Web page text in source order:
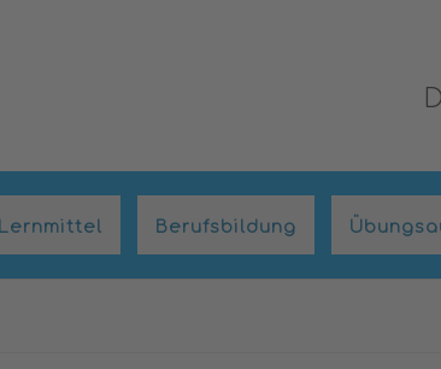
Lernmittel Berufsbildung